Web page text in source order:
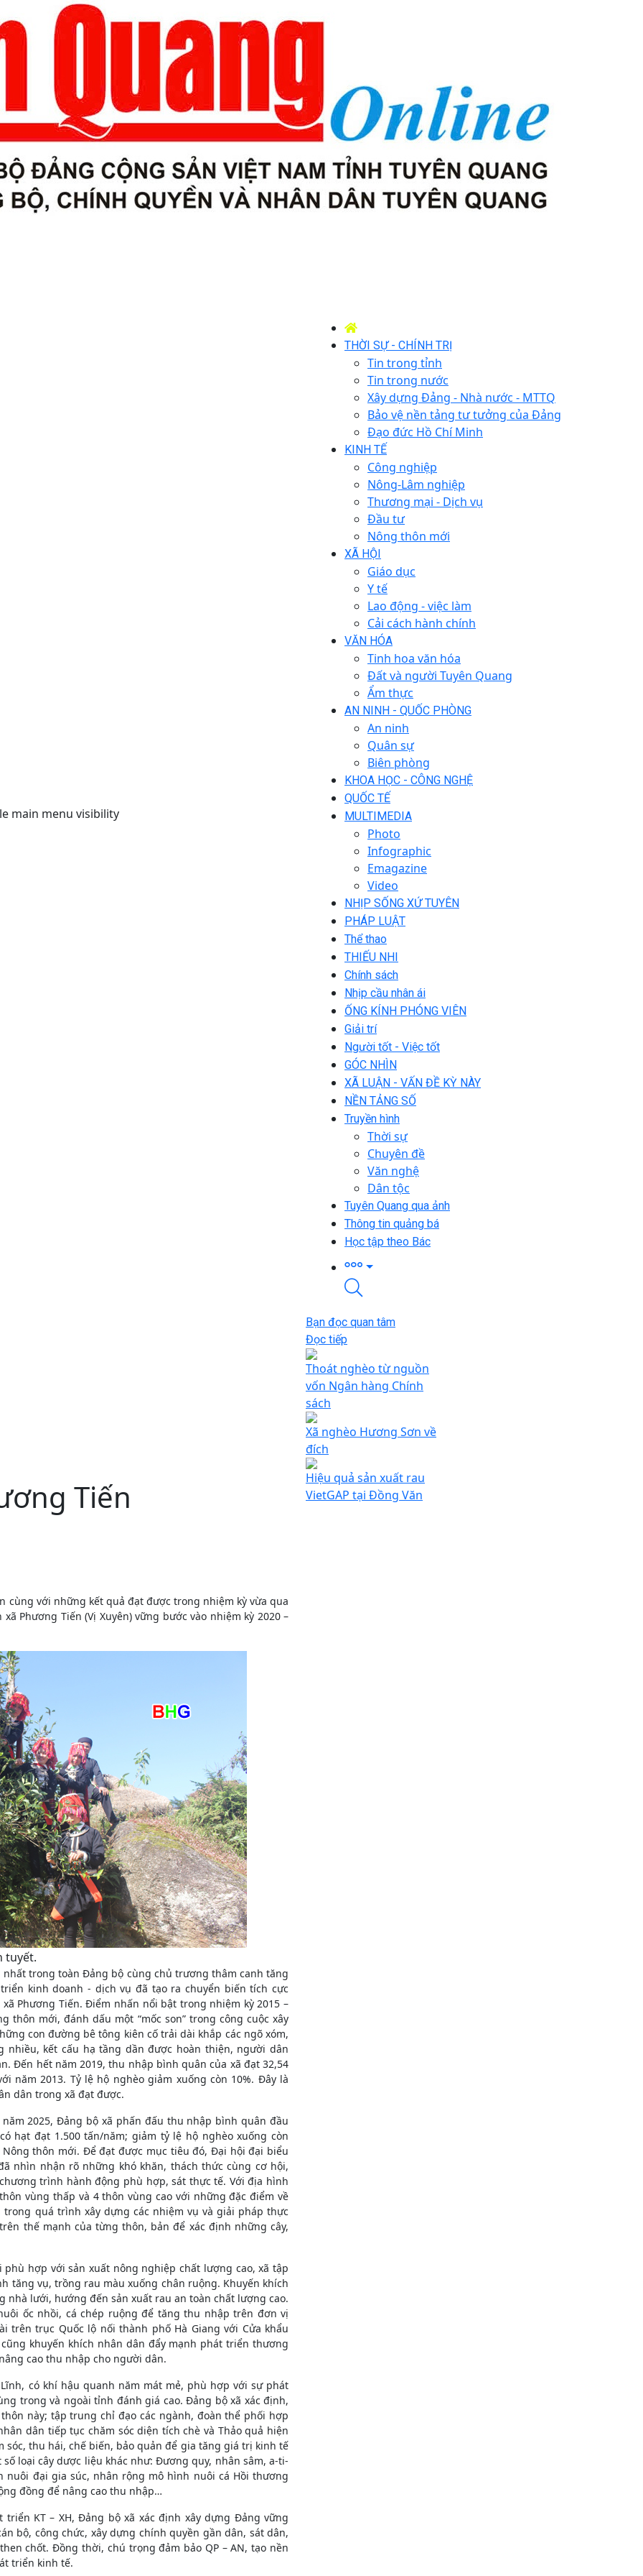
main menu visibility
THỜI SỰ - CHÍNH TRỊ
Tin trong tỉnh
Tin trong nước
Xây dựng Đảng - Nhà nước - MTTQ
Bảo vệ nền tảng tư tưởng của Đảng
Đạo đức Hồ Chí Minh
KINH TẾ
Công nghiệp
Nông-Lâm nghiệp
Thương mại - Dịch vụ
Đầu tư
Nông thôn mới
XÃ HỘI
Giáo dục
Y tế
Lao động - việc làm
Cải cách hành chính
VĂN HÓA
Tinh hoa văn hóa
Đất và người Tuyên Quang
Ẩm thực
AN NINH - QUỐC PHÒNG
An ninh
Quân sự
Biên phòng
KHOA HỌC - CÔNG NGHỆ
QUỐC TẾ
MULTIMEDIA
Photo
Infographic
Emagazine
Video
NHỊP SỐNG XỨ TUYÊN
PHÁP LUẬT
Thể thao
THIẾU NHI
Chính sách
Nhịp cầu nhân ái
ỐNG KÍNH PHÓNG VIÊN
Giải trí
Người tốt - Việc tốt
GÓC NHÌN
XÃ LUẬN - VẤN ĐỀ KỲ NÀY
NỀN TẢNG SỐ
Truyền hình
Thời sự
Chuyên đề
Văn nghệ
Dân tộc
Tuyên Quang qua ảnh
Thông tin quảng bá
Học tập theo Bác
Tiến
cùng với những kết quả đạt được trong nhiệm kỳ vừa qua
Phương Tiến (Vị Xuyên) vững bước vào nhiệm kỳ 2020 –
tuyết.
trong toàn Đảng bộ cùng chủ trương thâm canh tăng
kinh doanh - dịch vụ đã tạo ra chuyển biến tích cực
Phương Tiến. Điểm nhấn nổi bật trong nhiệm kỳ 2015 –
thôn mới, đánh dấu một “mốc son” trong công cuộc xây
con đường bê tông kiên cố trải dài khắp các ngõ xóm,
nhiều, kết cấu hạ tầng dần được hoàn thiện, người dân
Đến hết năm 2019, thu nhập bình quân của xã đạt 32,54
năm 2013. Tỷ lệ hộ nghèo giảm xuống còn 10%. Đây là
dân trong xã đạt được.
2025, Đảng bộ xã phấn đấu thu nhập bình quân đầu
hạt đạt 1.500 tấn/năm; giảm tỷ lệ hộ nghèo xuống còn
thôn mới. Để đạt được mục tiêu đó, Đại hội đại biểu
nhìn nhận rõ những khó khăn, thách thức cùng cơ hội,
trình hành động phù hợp, sát thực tế. Với địa hình
vùng thấp và 4 thôn vùng cao với những đặc điểm về
quá trình xây dựng các nhiệm vụ và giải pháp thực
thế mạnh của từng thôn, bản để xác định những cây,
hợp với sản xuất nông nghiệp chất lượng cao, xã tập
tăng vụ, trồng rau màu xuống chân ruộng. Khuyến khích
lưới, hướng đến sản xuất rau an toàn chất lượng cao.
ốc nhồi, cá chép ruộng để tăng thu nhập trên đơn vị
trục Quốc lộ nối thành phố Hà Giang với Cửa khẩu
khuyến khích nhân dân đẩy mạnh phát triển thương
cao thu nhập cho người dân.
có khí hậu quanh năm mát mẻ, phù hợp với sự phát
trong và ngoài tỉnh đánh giá cao. Đảng bộ xã xác định,
này; tập trung chỉ đạo các ngành, đoàn thể phối hợp
dân tiếp tục chăm sóc diện tích chè và Thảo quả hiện
sóc, thu hái, chế biến, bảo quản để gia tăng giá trị kinh tế
loại cây dược liệu khác như: Đương quy, nhân sâm, a-ti-
nuôi đại gia súc, nhân rộng mô hình nuôi cá Hồi thương
đồng để nâng cao thu nhập…
KT – XH, Đảng bộ xã xác định xây dựng Đảng vững
bộ, công chức, xây dựng chính quyền gần dân, sát dân,
chốt. Đồng thời, chú trọng đảm bảo QP – AN, tạo nền
triển kinh tế.
Bạn đọc quan tâm
Đọc tiếp
Thoát nghèo từ nguồn
vốn Ngân hàng Chính
sách
Xã nghèo Hương Sơn về
đích
Hiệu quả sản xuất rau
VietGAP tại Đồng Văn